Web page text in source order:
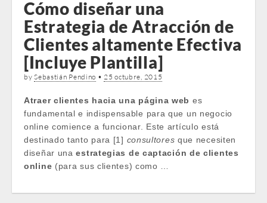
Cómo diseñar una
Estrategia de Atracción de
Clientes altamente Efectiva
[Incluye Plantilla]
bySebastián Pendino • 25 octubre, 2015
Atraer clientes hacia una página web es
fundamental e indispensable para que un negocio
online comience a funcionar. Este artículo está
destinado tanto para [1] consultores que necesiten
diseñar unaestrategias de captación de clientes
online (para sus clientes) como …